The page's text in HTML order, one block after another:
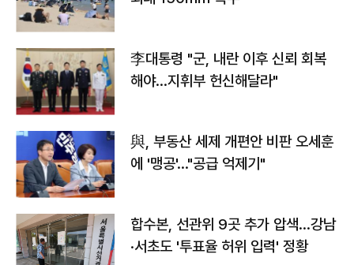
李대통령 "군, 내란 이후 신뢰 회복
해야…지휘부 헌신해달라"
與, 부동산 세제 개편안 비판 오세훈
에 '맹공'…"공급 억제기"
합수본, 선관위 9곳 추가 압색…강남
·서초도 '투표율 허위 입력' 정황